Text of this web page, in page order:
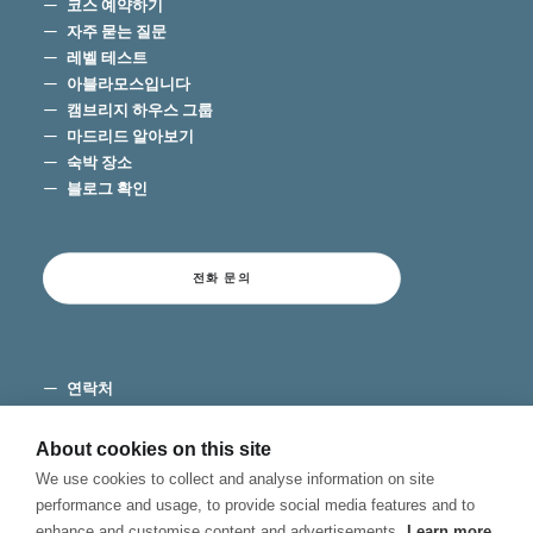
코스 예약하기
자주 묻는 질문
레벨 테스트
아블라모스입니다
캠브리지 하우스 그룹
마드리드 알아보기
숙박 장소
블로그 확인
전화 문의
연락처
개인 정보 보호
About cookies on this site
We use cookies to collect and analyse information on site
performance and usage, to provide social media features and to